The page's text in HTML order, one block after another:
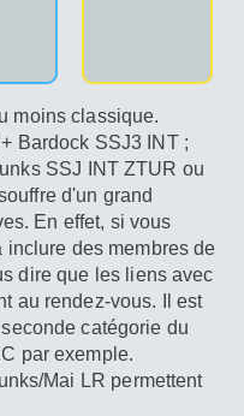
moins classique.
Bardock SSJ3 INT ;
SSJ INT ZTUR ou
d'un grand
En effet, si vous
des membres de
dire que les liens avec
au rendez-vous. Il est
catégorie du
par exemple.
Mai LR permettent